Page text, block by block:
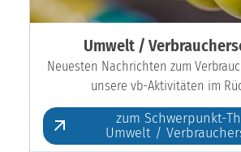
Umwelt /
Neuesten Nachrichten zum
unsere vb-Aktivitäten im
zum Schwerpunkt-
Umwelt /